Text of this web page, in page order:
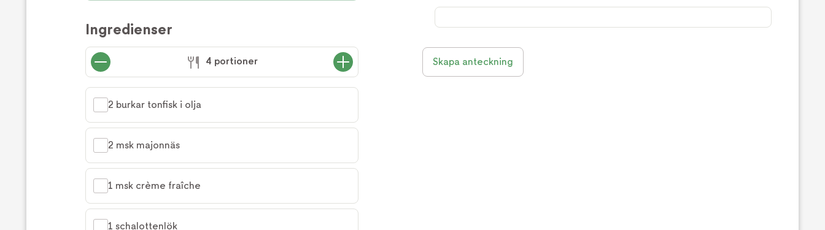
Ingredienser
4 portioner
2 burkar tonfisk i olja
2 msk majonnäs
1 msk crème fraîche
1 schalottenlök
Skapa anteckning